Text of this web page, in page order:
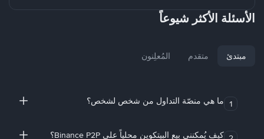
الأسئلة الأكثر شيوعاً
مبتدئ متقدم المُعلِنون
1 ما هي منصّة التداول من شخص لشخص؟
كيف يُمكنني بيع البيتكوين محلياً على Binance P2P؟